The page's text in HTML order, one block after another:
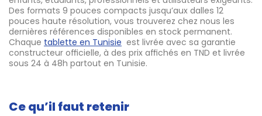
Des formats 9 pouces compacts jusqu’aux dalles 12
pouces haute résolution, vous trouverez chez nous les
dernières références disponibles en stock permanent.
Chaque tablette en Tunisie est livrée avec sa garantie
constructeur officielle, à des prix affichés en TND et livrée
sous 24 à 48h partout en Tunisie.
Ce qu’il faut retenir